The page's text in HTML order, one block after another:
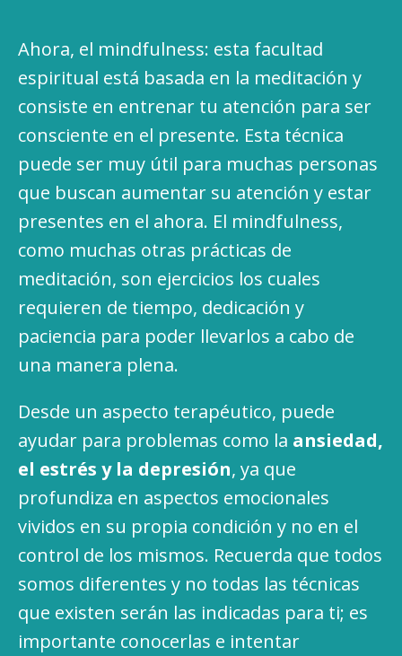
Ahora, el mindfulness: esta facultad
espiritual está basada en la meditación y
consiste en entrenar tu atención para ser
consciente en el presente. Esta técnica
puede ser muy útil para muchas personas
que buscan aumentar su atención y estar
presentes en el ahora. El mindfulness,
como muchas otras prácticas de
meditación, son ejercicios los cuales
requieren de tiempo, dedicación y
paciencia para poder llevarlos a cabo de
una manera plena.
Desde un aspecto terapéutico, puede
ayudar para problemas como la ansiedad,
el estrés y la depresión, ya que
profundiza en aspectos emocionales
vividos en su propia condición y no en el
control de los mismos. Recuerda que todos
somos diferentes y no todas las técnicas
que existen serán las indicadas para ti; es
importante conocerlas e intentar